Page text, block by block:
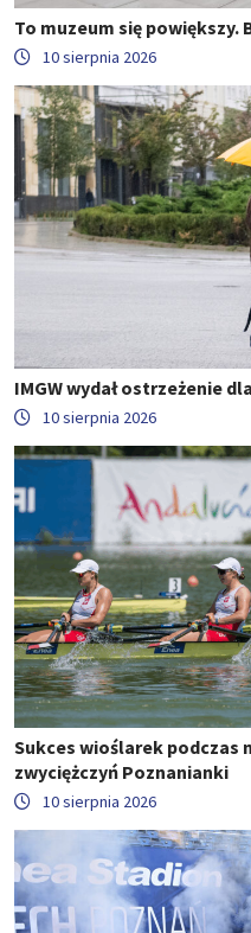
To muzeum się powiększy.
10 sierpnia 2026
IMGW wydał ostrzeżenie
10 sierpnia 2026
Sukces wioślarek podczas
zwyciężczyń Poznanianki
10 sierpnia 2026